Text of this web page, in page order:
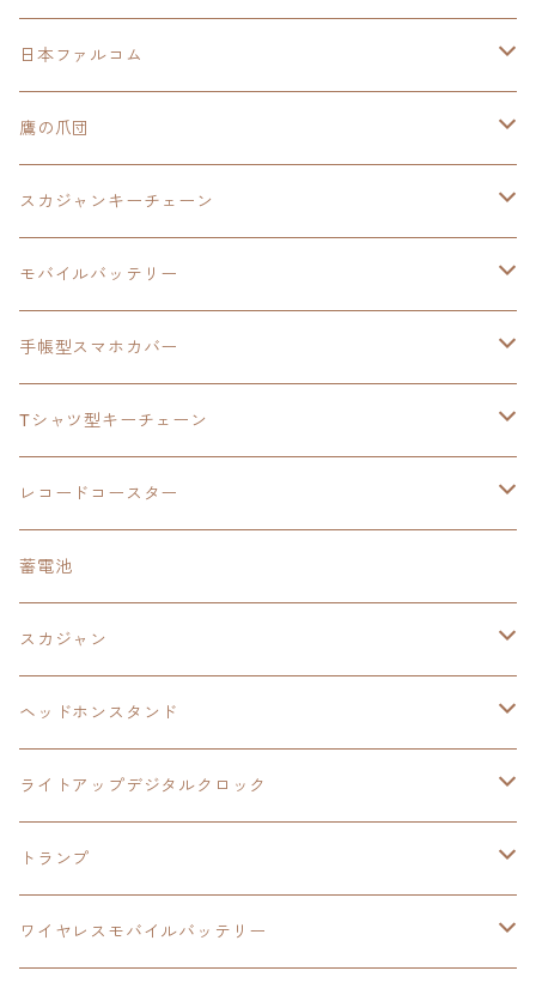
モバイルバッテリー
スカジャンキーチェーン
スカジャン
シャツ
日本ファルコム
イースⅧ
モバイルバッテリー
手帳型スマホカバー
東亰ザナドゥ
閃の軌跡Ⅲ
モバイルバッテリー
手帳型スマホカバー
閃の軌跡Ⅳ
手帳型スマホカバー
モバイルバッテリー
置くだけスピーカー
飾れるはがき
軌跡シリーズ
トランプ
カーマグネット
閃の軌跡Ⅱ
トランプ
イースⅨ
手帳型スマホカバー
モバイルバッテリー
零の軌跡：改
碧の軌跡：改
創の軌跡
ケーブルステージ
イラストフレームクロック
40周年記念
黎の軌跡
鷹の爪団
モバイルバッテリー
手帳型スマホカバー
スカジャンキーチェーン
ウルトラマンシリーズ
日本ファルコム
閃の軌跡Ⅲ
軌跡シリーズ
モバイルバッテリー
ウルトラマン
鷹の爪
イースⅧ
東亰ザナドゥ
阪神タイガース
閃の軌跡Ⅲ
ソーラーパネル
LEDライト付き
閃の軌跡Ⅳ
手帳型スマホカバー
鷹の爪団
イースⅧ
閃の軌跡Ⅲ
閃の軌跡Ⅳ
イースⅨ
零の軌跡：改
碧の軌跡：改
創の軌跡
Tシャツ型キーチェーン
日本ファルコム
閃の軌跡Ⅲ
レコードコースター
日本ファルコム
閃の軌跡
蓄電池
スカジャン
サンリオ
ワンピース
今日から俺は！！
ゴジラ
ヘッドホンスタンド
閃の軌跡Ⅳ
イースⅨ
零の軌跡：改
ライトアップデジタルクロック
閃の軌跡Ⅳ
イースⅨ
トランプ
日本ファルコム
ワイヤレスモバイルバッテリー